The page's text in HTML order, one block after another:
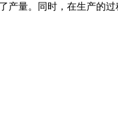
量。同时，在生产的